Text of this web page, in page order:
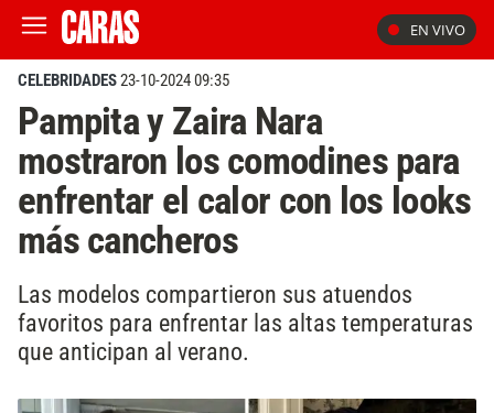
EN VIVO
CELEBRIDADES23-10-2024 09:35
Pampita y Zaira Nara
mostraron los comodines para
enfrentar el calor con los looks
más cancheros
Las modelos compartieron sus atuendos
favoritos para enfrentar las altas temperaturas
que anticipan al verano.